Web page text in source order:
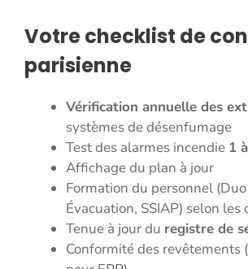
Votre checklist de
parisienne
Vérification annuelle des
systèmes de désenfumage
Test des alarmes incendie 1
Affichage du plan à jour
Formation du personnel
Évacuation, SSIAP) selon
Tenue à jour du registre de
Conformité des revêtements